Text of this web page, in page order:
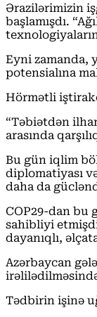
Ərazilərimizin
başlamışdı.
Eyni zamanda,
potensialına
Hörmətli
“Təbiətdən
arasında
Bu gün iqlim
diplomatiyası
daha da
COP29-dan bu
sahibliyi
dayanıqlı,
Azərbaycan
Tədbirin işinə